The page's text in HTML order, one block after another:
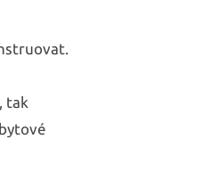
tak